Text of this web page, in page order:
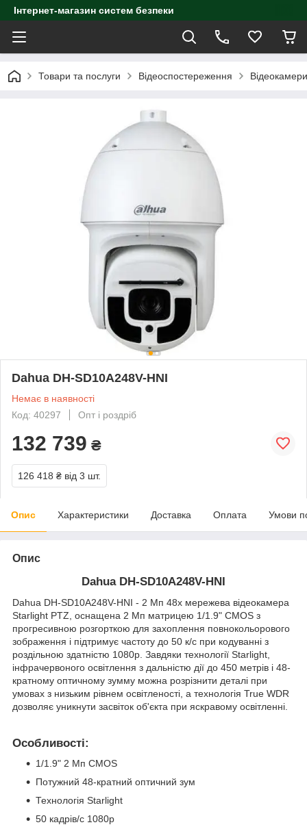
Інтернет-магазин систем безпеки
Товари та послуги Відеоспостереження
Dahua DH-SD10A248V-HNI
Немає в наявності
Код: 40297
Опт і роздріб
132 739 ₴
126 418 ₴ від 3 шт.
Опис Характеристики Доставка Оплата Умови
Опис
Dahua DH-SD10A248V-HNI
Dahua DH-SD10A248V-HNI - 2 Мп 48x мережева відеокамера
Starlight PTZ, оснащена 2 Мп матрицею 1/1.9" CMOS з
прогресивною розгорткою для захоплення повнокольорового
зображення і підтримує частоту до 50 к/с при кодуванні з
роздільною здатністю 1080p. Завдяки технології Starlight,
інфрачервоного освітлення з дальністю дії до 450 метрів і 48-
кратному оптичному зумму можна розрізнити деталі при
умовах з низьким рівнем освітленості, а технологія True WDR
дозволяє уникнути засвіток об'єкта при яскравому освітленні.
Особливості:
1/1.9" 2 Мп CMOS
Потужний 48-кратний оптичний зум
Технологія Starlight
50 кадрів/с 1080р